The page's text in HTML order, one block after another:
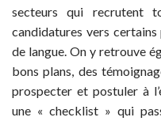
secteurs qui recrutent
candidatures vers
de langue. On y retrouve
bons plans, des
prospecter et postuler à
une « checklist » qui